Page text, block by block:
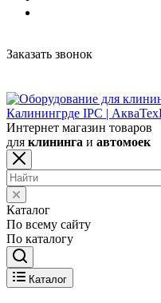
Заказать звонок
Интернет магазин товаров
для клининга и автомоек
Каталог
По всему сайту
По каталогу
Каталог